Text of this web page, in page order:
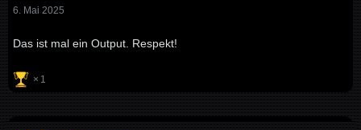
6. Mai 2025
Das ist mal ein Output. Respekt!
1